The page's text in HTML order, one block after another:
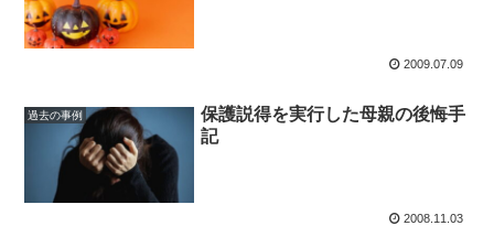
2009.07.09
過去の事例
保護説得を実行した母親の後悔手
記
2008.11.03